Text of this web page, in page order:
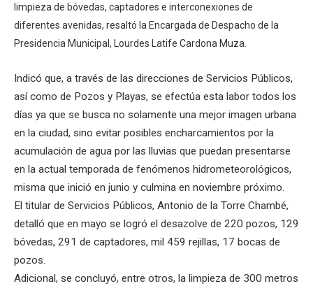
limpieza de bóvedas, captadores e interconexiones de
diferentes avenidas, resaltó la Encargada de Despacho de la
Presidencia Municipal, Lourdes Latife Cardona Muza.
Indicó que, a través de las direcciones de Servicios Públicos,
así como de Pozos y Playas, se efectúa esta labor todos los
días ya que se busca no solamente una mejor imagen urbana
en la ciudad, sino evitar posibles encharcamientos por la
acumulación de agua por las lluvias que puedan presentarse
en la actual temporada de fenómenos hidrometeorológicos,
misma que inició en junio y culmina en noviembre próximo.
El titular de Servicios Públicos, Antonio de la Torre Chambé,
detalló que en mayo se logró el desazolve de 220 pozos, 129
bóvedas, 291 de captadores, mil 459 rejillas, 17 bocas de
pozos.
Adicional, se concluyó, entre otros, la limpieza de 300 metros